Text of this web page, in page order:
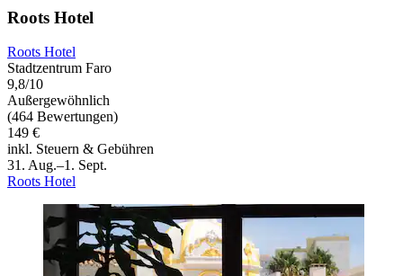
Roots Hotel
Roots Hotel
Stadtzentrum Faro
9,8/10
Außergewöhnlich
(464 Bewertungen)
149 €
inkl. Steuern & Gebühren
31. Aug.–1. Sept.
Roots Hotel